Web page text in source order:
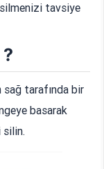
tavsiye
sağ tarafında bir
basarak
silin.